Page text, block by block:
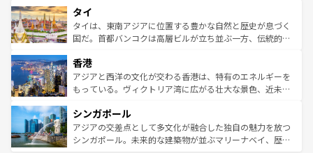
リティに包まれながら、韓国の多彩な魅力を心ゆくまで味
わってみてほしい。 なお、新着の韓国情報はコンテンツ一
覧を参照してほしい。
急速な発展と共に伝統が息づく。ハノイの古い町並みやホ
ーチミン市のフランス統治時代の建物も、独特の雰囲気を
醸し出している。また、バラエティの豊かさとおいしさで
とつ。フォーやバインミー、ベトナムコーヒーなどは、ぜ
ひ現地で味わいたい。どの地域を訪れてもあたたかい人々
が旅行者を迎えてくれるので、きっと忘れられない旅にな
参照してほしい。
タイ
タイは、東南アジアに位置する豊かな自然と歴史が息づく
国だ。首都バンコクは高層ビルが立ち並ぶ一方、伝統的な
の活気が交差している。北部ではチェンマイなどの山岳地
帯で自然と触れ合い、南部ではプーケットやクラビの美し
いビーチでリゾート気分を楽しむことができる。タイ料理
激する。気候は一年中温暖で、どの季節にも異なる楽しみ
が待っている。親しみやすいタイの人々、仏教を中心とし
た文化、そして多様な観光資源が、訪れる旅人を魅了し続
香港
アジアと西洋の文化が交わる香港は、特有のエネルギーを
もっている。ヴィクトリア湾に広がる壮大な景色、近未来
み、どこを訪れても感動するはず。観光スポットが密集し
ており、効率よく見どころを回れるのも魅力。息をのむよ
うな絶景から文化的な体験まで、香港を存分に楽しみ尽く
シンガポール
アジアの交差点として多文化が融合した独自の魅力を放つ
シンガポール。未来的な建築物が並ぶマリーナベイ、歴史